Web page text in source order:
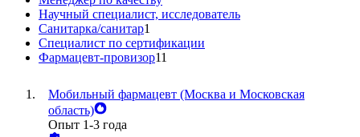
Научный специалист, исследователь
Санитарка/санитар1
Специалист по сертификации
Фармацевт-провизор11
Мобильный фармацевт (Москва и Московская
область)
Опыт 1-3 года